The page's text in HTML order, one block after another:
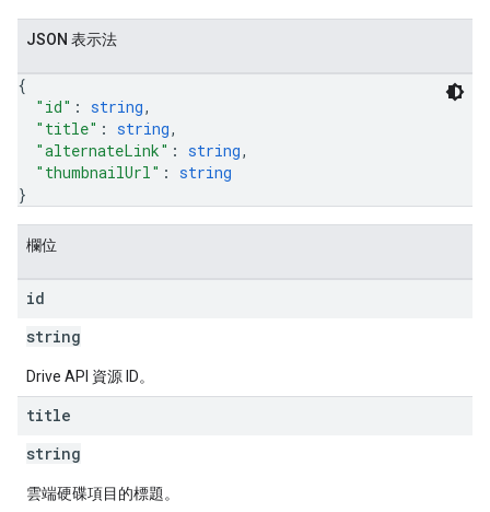
JSON 表示法
{
"id" : string,
"title" : string,
"alternateLink" : string,
"thumbnailUrl" : string
}
欄位
id
string
Drive API 資源 ID。
title
string
雲端硬碟項目的標題。